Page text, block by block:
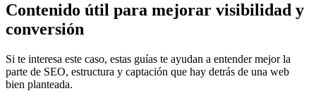
Contenido útil para mejorar visibilidad y
conversión
Si te interesa este caso, estas guías te ayudan a entender mejor la
parte de SEO, estructura y captación que hay detrás de una web
bien planteada.